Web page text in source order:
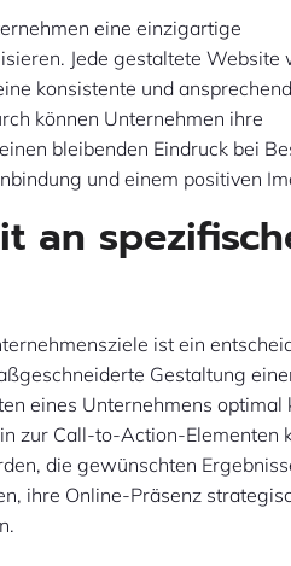
eine einzigartige
Jede gestaltete Website
konsistente und
können Unternehmen ihre
bleibenden Eindruck bei
und einem positiven
an
ist ein
Gestaltung
eines Unternehmens
zur Call-to-Action-Elementen
die gewünschten
ihre Online-Präsenz